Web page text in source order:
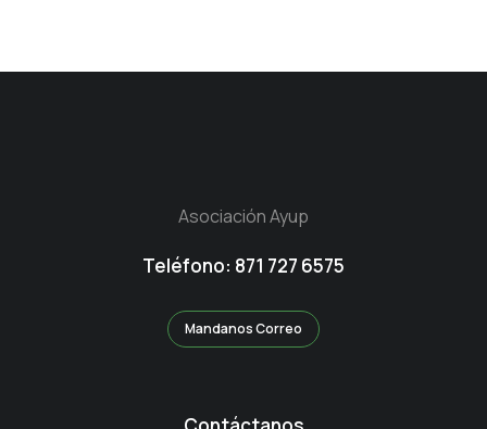
Asociación Ayup
Teléfono: 871 727 6575
Mandanos Correo